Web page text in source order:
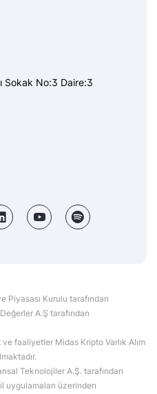
Sokak No:3 Daire:3
Piyasası Kurulu tarafından
A.Ş tarafından
faaliyetler Midas Kripto Varlık Alım
Teknolojiler A.Ş. tarafından
uygulamaları üzerinden